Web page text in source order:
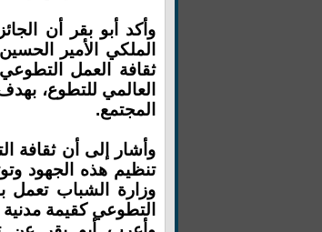
وأكد أبو بقر أن
الملكي الأمير
العالمي للتطوع،
المجتمع.
وأشار إلى أن ثقافة
تنظيم هذه الجهود
وزارة الشباب تعمل
التطوعي كقيمة